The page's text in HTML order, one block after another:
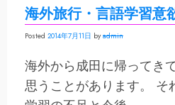
海外旅行・言語学習意
Posted 2014年7月11日 byadmin
海外から成田に帰ってき
思うことがあります。 そ